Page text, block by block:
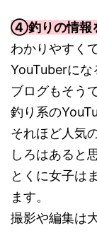
④釣りの情報
わかりやすく
YouTuberにな
ブログもそう
釣り系の
それほど人気
しろはあると
とくに女子は
ます。
撮影や編集は